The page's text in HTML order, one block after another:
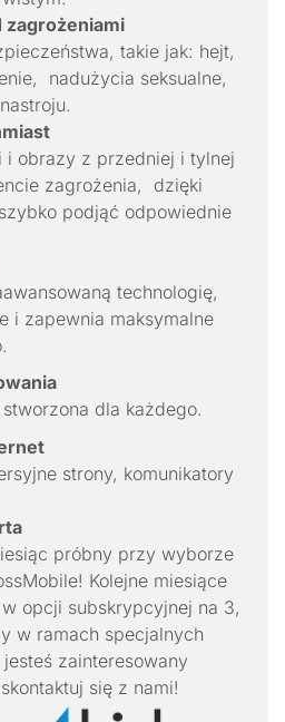
zagrożeniami
takie jak: hejt,
nadużycia seksualne,
i obrazy z przedniej i tylnej
zagrożenia, dzięki
podjąć odpowiednie
technologię,
i zapewnia maksymalne
dla każdego.
strony, komunikatory
próbny przy wyborze
Kolejne miesiące
opcji subskrypcyjnej na 3,
w ramach specjalnych
zainteresowany
się z nami!